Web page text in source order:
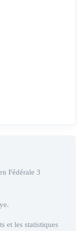
Fédérale 3
et les statistiques